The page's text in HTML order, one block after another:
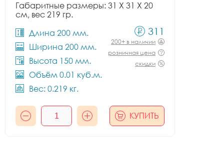
Габаритные размеры: 31 X 31 X 20
см, вес 219 гр.
Длина 200 мм.
Ширина 200 мм.
Высота 150 мм.
Объём 0.01 куб.м.
Вес: 0.219 кг.
311
200+ в наличии
розничная цена
скидки
КУПИТЬ